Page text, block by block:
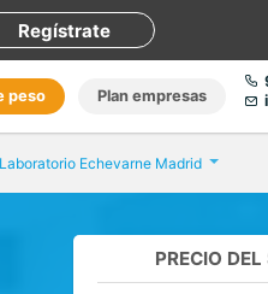
Regístrate
peso Plan empresas
Laboratorio Echevarne Madrid
PRECIO DEL